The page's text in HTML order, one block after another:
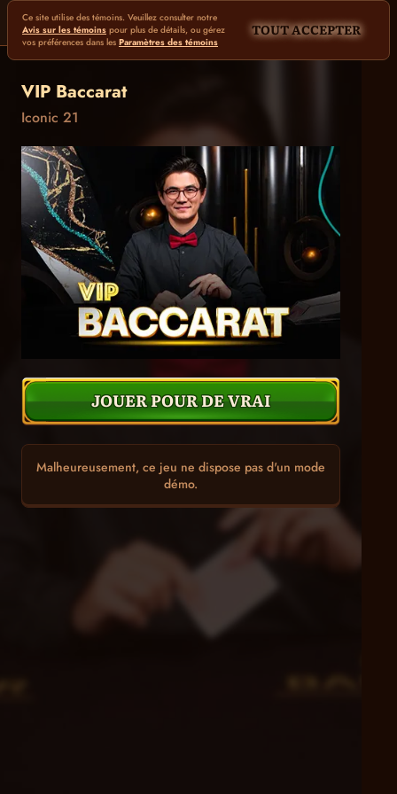
VIP Baccarat
Iconic 21
JOUER POUR DE VRAI
Malheureusement, ce jeu ne dispose pas d'un mode
démo.
Ce site utilise des témoins. Veuillez consulter notre
Avis sur les témoins pour plus de détails, ou gérez
vos préférences dans les Paramètres des témoins
TOUT ACCEPTER